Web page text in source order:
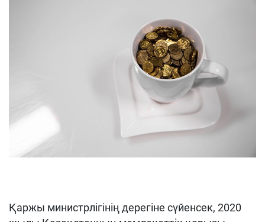
Қаржы министрлігінің дерегіне сүйенсек, 2020